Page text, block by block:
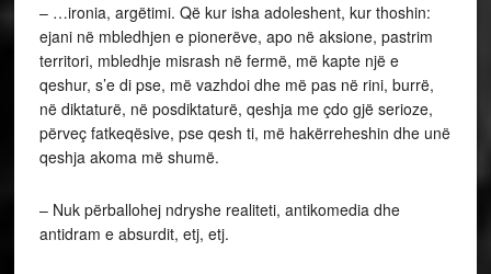
– …ironia, argëtimi. Që kur isha adoleshent, kur thoshin:
ejani në mbledhjen e pionerëve, apo në aksione, pastrim
territori, mbledhje misrash në fermë, më kapte një e
qeshur, s’e di pse, më vazhdoi dhe më pas në rini, burrë,
në diktaturë, në posdiktaturë, qeshja me çdo gjë serioze,
përveç fatkeqësive, pse qesh ti, më hakërreheshin dhe unë
qeshja akoma më shumë.
– Nuk përballohej ndryshe realiteti, antikomedia dhe
antidram e absurdit, etj, etj.